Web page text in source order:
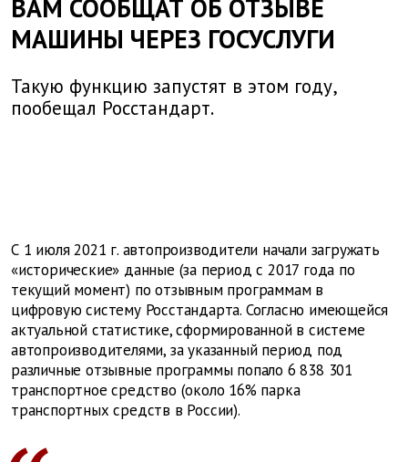
ВАМ СООБЩАТ ОБ ОТЗЫВЕ
МАШИНЫ ЧЕРЕЗ ГОСУСЛУГИ
Такую функцию запустят в этом году,
пообещал Росстандарт.
С 1 июля 2021 г. автопроизводители начали загружать
«исторические» данные (за период с 2017 года по
текущий момент) по отзывным программам в
цифровую систему Росстандарта. Согласно имеющейся
актуальной статистике, сформированной в системе
автопроизводителями, за указанный период под
различные отзывные программы попало 6 838 301
транспортное средство (около 16% парка
транспортных средств в России).